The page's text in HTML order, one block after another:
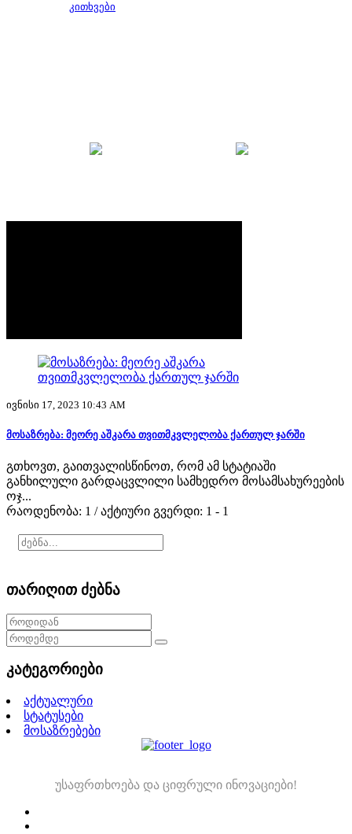
კითხვები
ივნისი 17, 2023 10:43 AM
მოსაზრება: მეორე აშკარა თვითმკვლელობა ქართულ ჯარში
გთხოვთ, გაითვალისწინოთ, რომ ამ სტატიაში
განხილული გარდაცვლილი სამხედრო მოსამსახურეების
ოჯ...
რაოდენობა: 1 / აქტიური გვერდი: 1 - 1
თარიღით ძებნა
კატეგორიები
აქტუალური
სტატუსები
მოსაზრებები
უსაფრთხოება და ციფრული ინოვაციები!